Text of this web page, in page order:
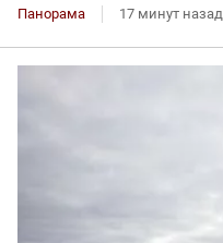
Панорама 17 минут назад